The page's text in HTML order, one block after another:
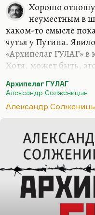
Хорошо
неуместным в
каком-то смысле
чутья у Путина.
«Архипелаг ГУЛАГ»
Хотя, может быть,
«ГУЛАГ»
«ГУЛАГ» был
это была книга
как и «Двести лет
«Красное колесо»
публикациям
Просто забытых
Для Солженицына
Архипелаг ГУЛАГ
Александр Солженицын
Александр